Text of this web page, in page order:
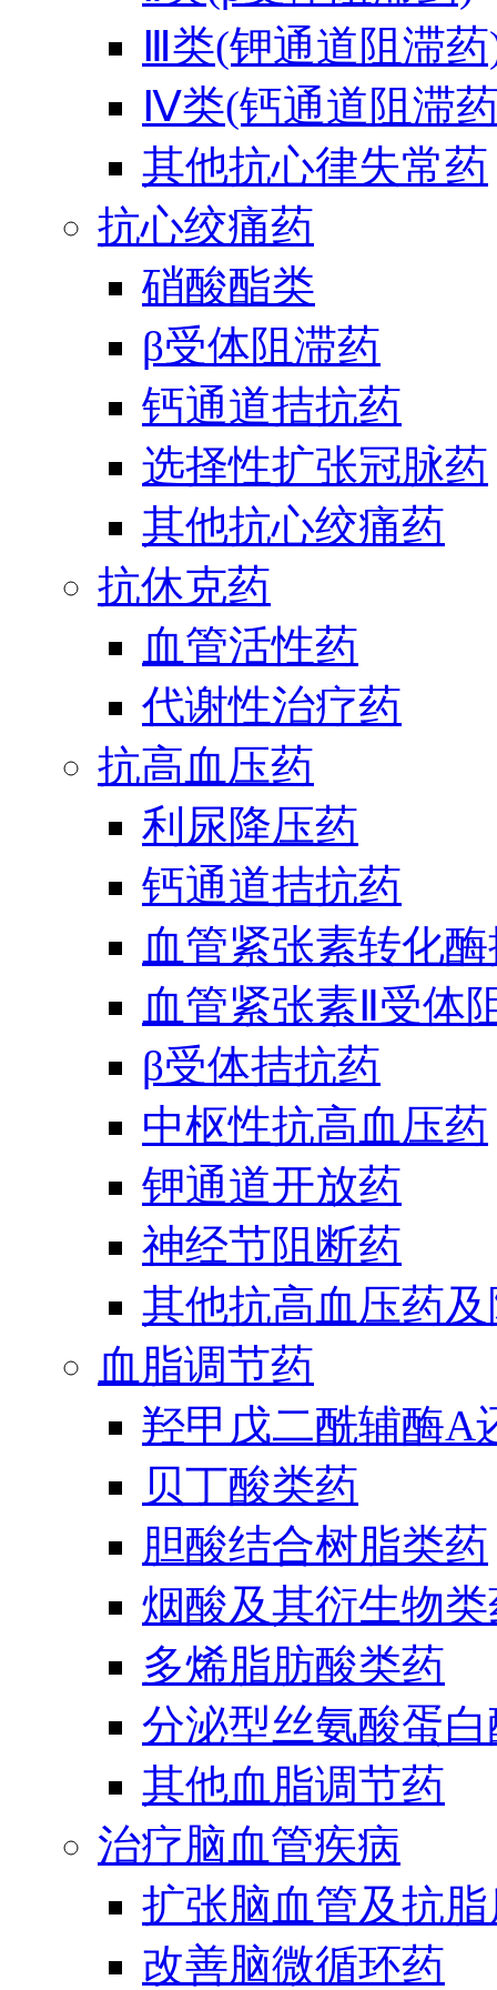
Ⅲ类(钾通道阻滞
Ⅳ类(钙通道阻滞
其他抗心律失常药
抗心绞痛药
硝酸酯类
β受体阻滞药
钙通道拮抗药
选择性扩张冠脉药
其他抗心绞痛药
抗休克药
血管活性药
代谢性治疗药
抗高血压药
利尿降压药
钙通道拮抗药
血管紧张素转化
血管紧张素Ⅱ受体
β受体拮抗药
中枢性抗高血压药
钾通道开放药
神经节阻断药
其他抗高血压药
血脂调节药
羟甲戊二酰辅酶A
贝丁酸类药
胆酸结合树脂类药
烟酸及其衍生物
多烯脂肪酸类药
分泌型丝氨酸蛋
其他血脂调节药
治疗脑血管疾病
扩张脑血管及抗
改善脑微循环药